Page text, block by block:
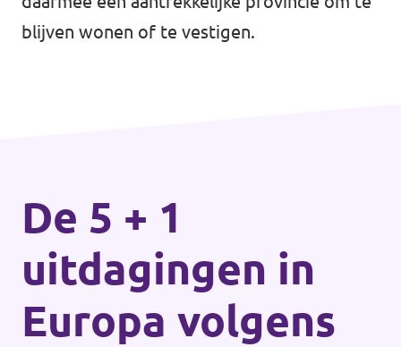
blijven wonen of te vestigen.
De 5 + 1
uitdagingen in
Europa volgens